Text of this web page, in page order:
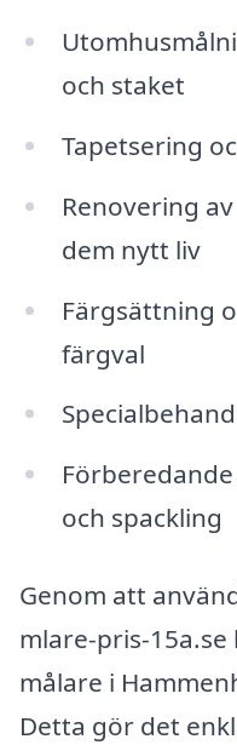
och staket
Tapetsering
Renovering
dem nytt liv
Färgsättning
färgval
och spackling
Genom att
mlare-pris-
målare i
Detta gör det